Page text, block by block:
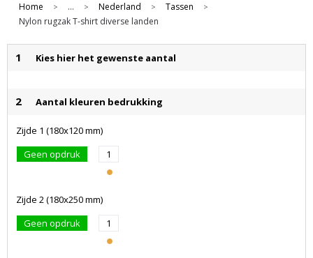
Home > ... > Nederland > Tassen >
Nylon rugzak T-shirt diverse landen
1 Kies hier het gewenste aantal
2 Aantal kleuren bedrukking
Zijde 1 (180x120 mm)
Geen opdruk
1
Zijde 2 (180x250 mm)
Geen opdruk
1